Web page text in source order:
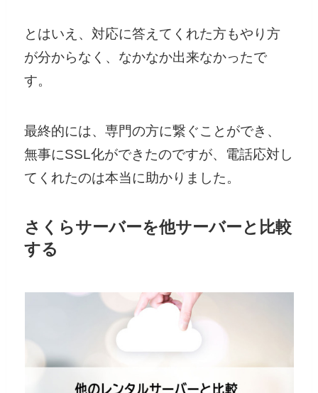
とはいえ、対応に答えてくれた方もやり方
が分からなく、なかなか出来なかったで
す。
最終的には、専門の方に繋ぐことができ、
無事にSSL化ができたのですが、電話応対し
てくれたのは本当に助かりました。
さくらサーバーを他サーバーと比較
する